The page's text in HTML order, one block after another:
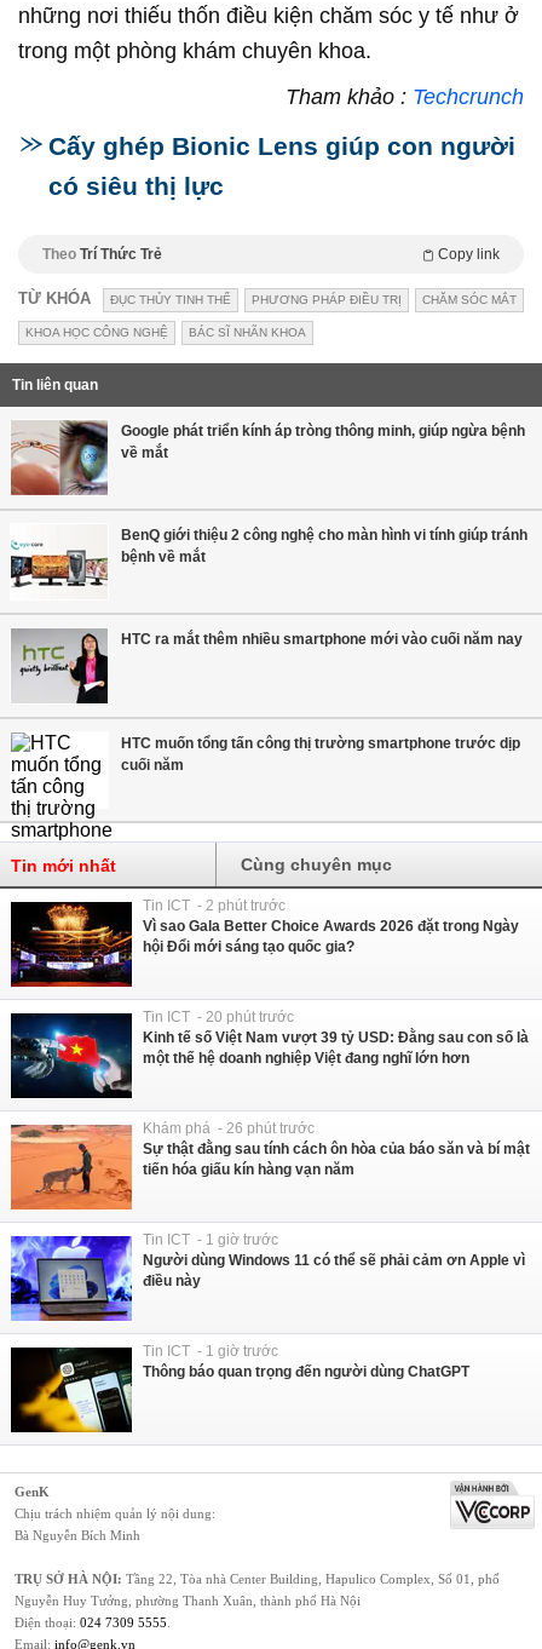
những nơi thiếu thốn điều kiện chăm sóc y tế như ở
trong một phòng khám chuyên khoa.
Tham khảo : Techcrunch
Cấy ghép Bionic Lens giúp con người
có siêu thị lực
Theo Trí Thức Trẻ Copy link
TỪ KHÓA ĐỤC THỦY TINH THỂ PHƯƠNG PHÁP ĐIỀU TRỊ CHĂM SÓC MẮT
KHOA HỌC CÔNG NGHỆ BÁC SĨ NHÃN KHOA
Tin liên quan
Google phát triển kính áp tròng thông minh, giúp ngừa bệnh
về mắt
BenQ giới thiệu 2 công nghệ cho màn hình vi tính giúp tránh
bệnh về mắt
HTC ra mắt thêm nhiều smartphone mới vào cuối năm nay
HTC muốn tổng tấn công thị trường smartphone trước dịp
cuối năm
Tin mới nhất Cùng chuyên mục
Tin ICT - 2 phút trước
Vì sao Gala Better Choice Awards 2026 đặt trong Ngày
hội Đổi mới sáng tạo quốc gia?
Tin ICT - 20 phút trước
Kinh tế số Việt Nam vượt 39 tỷ USD: Đằng sau con số là
một thế hệ doanh nghiệp Việt đang nghĩ lớn hơn
Khám phá - 26 phút trước
Sự thật đằng sau tính cách ôn hòa của báo săn và bí mật
tiến hóa giấu kín hàng vạn năm
Tin ICT - 1 giờ trước
Người dùng Windows 11 có thể sẽ phải cảm ơn Apple vì
điều này
Tin ICT - 1 giờ trước
Thông báo quan trọng đến người dùng ChatGPT
GenK
Chịu trách nhiệm quản lý nội dung:
Bà Nguyễn Bích Minh
TRỤ SỞ HÀ NỘI: Tầng 22, Tòa nhà Center Building, Hapulico Complex, Số 01, phố
Nguyễn Huy Tưởng, phường Thanh Xuân, thành phố Hà Nội
Điện thoại: 024 7309 5555
Email: info@genk.vn